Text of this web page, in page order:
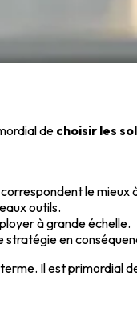
de choisir les
le mieux
outils.
à grande échelle.
en
Il est primordial